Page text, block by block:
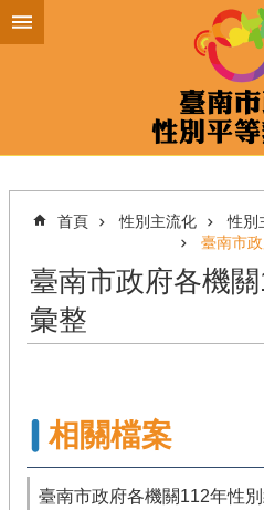
跳到主要內容區塊
首頁 性別主流化 性別
臺南市
臺南市政府各機
彙整
相關檔案
臺南市政府各機關112年性